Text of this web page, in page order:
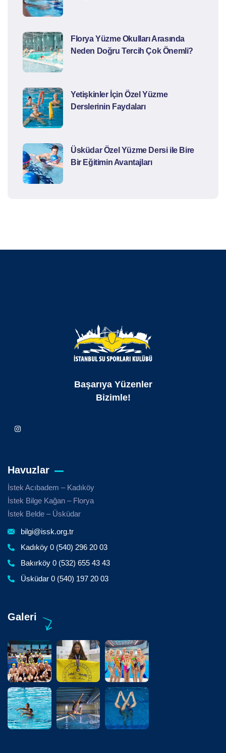
Florya Yüzme Okulları Arasında
Neden Doğru Tercih Çok Önemli?
Yetişkinler İçin Özel Yüzme
Derslerinin Faydaları
Üsküdar Özel Yüzme Dersi ile Bire
Bir Eğitimin Avantajları
Başarıya Yüzenler
Bizimle!
Havuzlar
İstek Acıbadem – Kadıköy
İstek Bilge Kağan – Florya
İstek Belde – Üsküdar
bilgi@issk.org.tr
Kadıköy 0 (540) 296 20 03
Bakırköy 0 (532) 655 43 43
Üsküdar 0 (540) 197 20 03
Galeri